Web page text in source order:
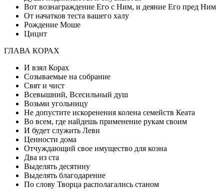
Вот вознаграждение Его с Ним, и деяние Его пред Ним
От начатков теста вашего халу
Рождение Моше
Цицит
ГЛАВА КОРАХ
И взял Корах
Созываемые на собрание
Свят и чист
Всевышний, Всесильный душ
Возьми угольницу
Не допустите искоренения колена семейств Кеата
Во всем, где найдешь применение рукам своим
И будет служить Леви
Ценности дома
Отчуждающий свое имущество для коэна
Два из ста
Выделять десятину
Выделять благодарение
По слову Творца располагались станом